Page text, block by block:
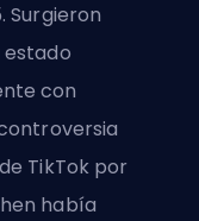
Surgieron
estado
con
TikTok por
había